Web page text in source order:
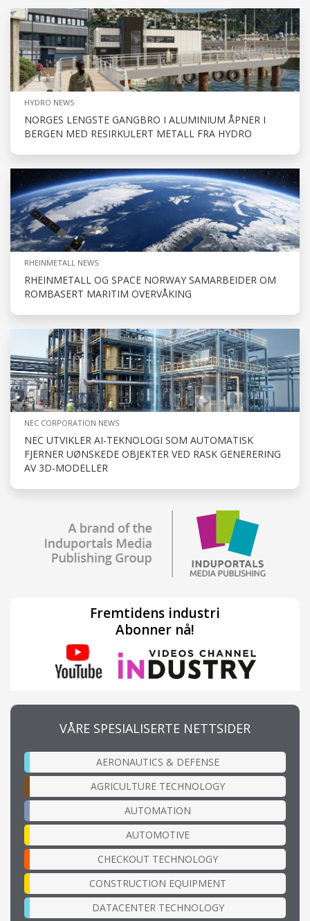
HYDRO NEWS
NORGES LENGSTE GANGBRO I ALUMINIUM ÅPNER I
BERGEN MED RESIRKULERT METALL FRA HYDRO
RHEINMETALL NEWS
RHEINMETALL OG SPACE NORWAY SAMARBEIDER OM
ROMBASERT MARITIM OVERVÅKING
NEC CORPORATION NEWS
NEC UTVIKLER AI-TEKNOLOGI SOM AUTOMATISK
FJERNER UØNSKEDE OBJEKTER VED RASK GENERERING
AV 3D-MODELLER
Fremtidens industri
Abonner nå!
VÅRE SPESIALISERTE NETTSIDER
AERONAUTICS & DEFENSE
AGRICULTURE TECHNOLOGY
AUTOMATION
AUTOMOTIVE
CHECKOUT TECHNOLOGY
CONSTRUCTION EQUIPMENT
DATACENTER TECHNOLOGY